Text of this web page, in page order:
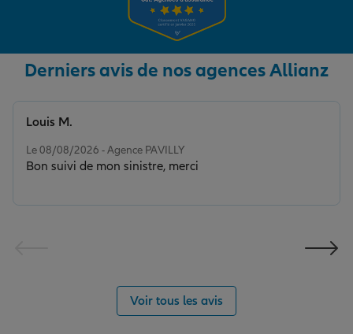
Derniers avis de nos agences Allianz
Le 08/08/2026 - Agence PAVILLY
Bon suivi de mon sinistre, merci
Louis M.
Voir tous les avis